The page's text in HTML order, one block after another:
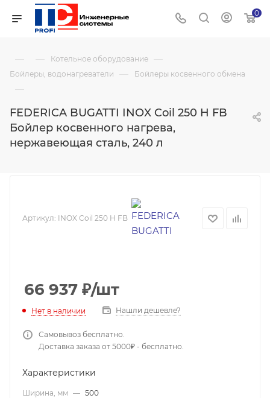
0
— — Котельное оборудование —
Бойлеры, водонагреватели — Бойлеры косвенного обмена
—
FEDERICA BUGATTI INOX Coil 250 H FB
Бойлер косвенного нагрева,
нержавеющая сталь, 240 л
Артикул: INOX Coil 250 H FB
66 937 ₽/шт
Нет в наличии Нашли дешевле?
Самовывоз бесплатно.
Доставка заказа от 5000₽ - бесплатно.
Характеристики
Ширина, мм — 500